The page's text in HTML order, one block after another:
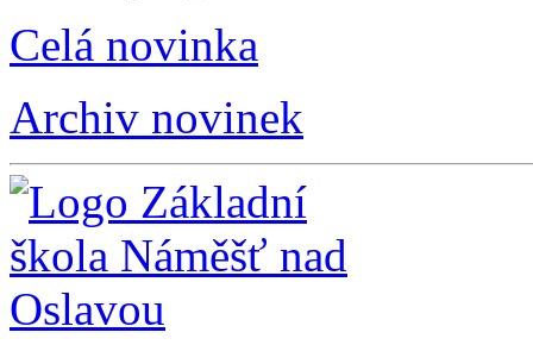
Celá novinka
Archiv novinek